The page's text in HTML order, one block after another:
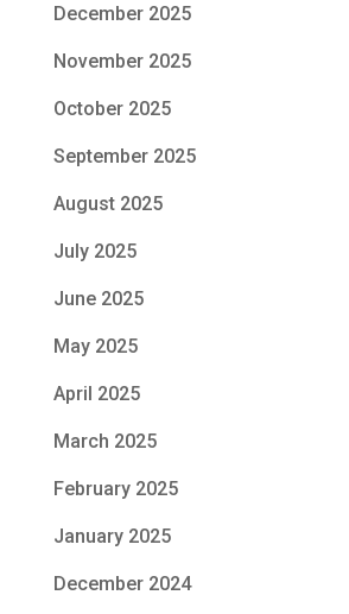
December 2025
November 2025
October 2025
September 2025
August 2025
July 2025
June 2025
May 2025
April 2025
March 2025
February 2025
January 2025
December 2024